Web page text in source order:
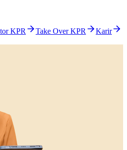
KPR Take Over KPR
Karir